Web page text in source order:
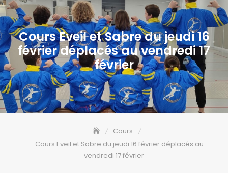
Cours Eveil et Sabre du jeudi 16
février déplacés au vendredi 17
février
Cours
Cours Eveil et Sabre du jeudi 16 février déplacés au
vendredi 17 février